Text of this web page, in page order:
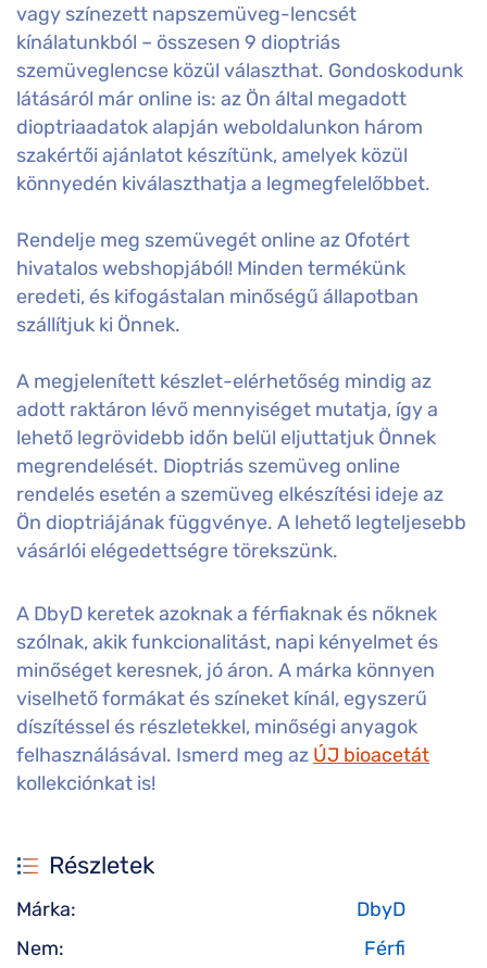
vagy színezett napszemüveg-lencsét
kínálatunkból – összesen 9 dioptriás
szemüveglencse közül választhat. Gondoskodunk
látásáról már online is: az Ön által megadott
dioptriaadatok alapján weboldalunkon három
szakértői ajánlatot készítünk, amelyek közül
könnyedén kiválaszthatja a legmegfelelőbbet.
Rendelje meg szemüvegét online az Ofotért
hivatalos webshopjából! Minden termékünk
eredeti, és kifogástalan minőségű állapotban
szállítjuk ki Önnek.
A megjelenített készlet-elérhetőség mindig az
adott raktáron lévő mennyiséget mutatja, így a
lehető legrövidebb időn belül eljuttatjuk Önnek
megrendelését. Dioptriás szemüveg online
rendelés esetén a szemüveg elkészítési ideje az
Ön dioptriájának függvénye. A lehető legteljesebb
vásárlói elégedettségre törekszünk.
A DbyD keretek azoknak a férfiaknak és nőknek
szólnak, akik funkcionalitást, napi kényelmet és
minőséget keresnek, jó áron. A márka könnyen
viselhető formákat és színeket kínál, egyszerű
díszítéssel és részletekkel, minőségi anyagok
felhasználásával. Ismerd meg az ÚJ bioacetát
kollekciónkat is!
Részletek
Márka:
DbyD
Nem:
Férfi